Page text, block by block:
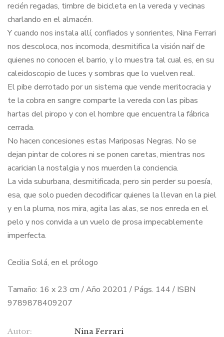
recién regadas, timbre de bicicleta en la vereda y vecinas
charlando en el almacén.
Y cuando nos instala allí, confiados y sonrientes, Nina Ferrari
nos descoloca, nos incomoda, desmitifica la visión naif de
quienes no conocen el barrio, y lo muestra tal cual es, en su
caleidoscopio de luces y sombras que lo vuelven real.
El pibe derrotado por un sistema que vende meritocracia y
te la cobra en sangre comparte la vereda con las pibas
hartas del piropo y con el hombre que encuentra la fábrica
cerrada.
No hacen concesiones estas Mariposas Negras. No se
dejan pintar de colores ni se ponen caretas, mientras nos
acarician la nostalgia y nos muerden la conciencia.
La vida suburbana, desmitificada, pero sin perder su poesía,
esa, que solo pueden decodificar quienes la llevan en la piel
y en la pluma, nos mira, agita las alas, se nos enreda en el
pelo y nos convida a un vuelo de prosa impecablemente
imperfecta.
Cecilia Solá, en el prólogo
Tamaño: 16 x 23 cm / Año 20201 / Págs. 144 / ISBN
9789878409207
Autor: Nina Ferrari